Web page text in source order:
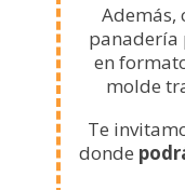
Además,
panadería
en
molde
Te
donde